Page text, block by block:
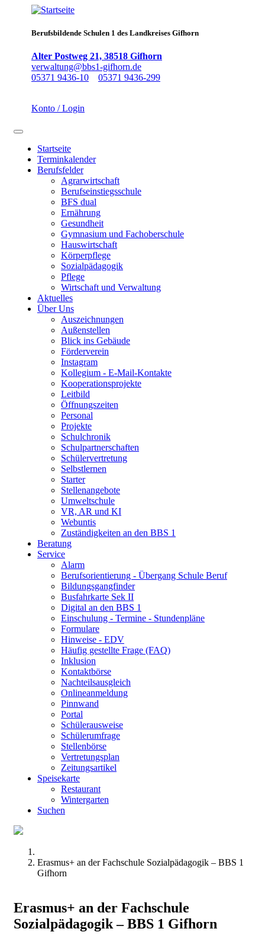
Berufsbildende Schulen 1 des Landkreises Gifhorn
Alter Postweg 21, 38518 Gifhorn
verwaltung@bbs1-gifhorn.de
05371 9436-10
05371 9436-299
Konto / Login
Navigation aktivieren/deaktivieren
Main
navigation
Startseite
Terminkalender
Berufsfelder
Agrarwirtschaft
Berufseinstiegsschule
BFS dual
Ernährung
Gesundheit
Gymnasium und Fachoberschule
Hauswirtschaft
Körperpflege
Sozialpädagogik
Pflege
Wirtschaft und Verwaltung
Aktuelles
Über Uns
Auszeichnungen
Außenstellen
Blick ins Gebäude
Förderverein
Instagram
Kollegium - E-Mail-Kontakte
Kooperationsprojekte
Leitbild
Öffnungszeiten
Personal
Projekte
Schulchronik
Schulpartnerschaften
Schülervertretung
Selbstlernen
Starter
Stellenangebote
Umweltschule
VR, AR und KI
Webuntis
Zuständigkeiten an den BBS 1
Beratung
Service
Alarm
Berufsorientierung - Übergang Schule Beruf
Bildungsgangfinder
Busfahrkarte Sek II
Digital an den BBS 1
Einschulung - Termine - Stundenpläne
Formulare
Hinweise - EDV
Häufig gestellte Frage (FAQ)
Inklusion
Kontaktbörse
Nachteilsausgleich
Onlineanmeldung
Pinnwand
Portal
Schülerausweise
Schülerumfrage
Stellenbörse
Vertretungsplan
Zeitungsartikel
Speisekarte
Restaurant
Wintergarten
Suchen
Erasmus+ an der Fachschule Sozialpädagogik – BBS 1
Gifhorn
Erasmus+ an der Fachschule
Sozialpädagogik – BBS 1 Gifhorn